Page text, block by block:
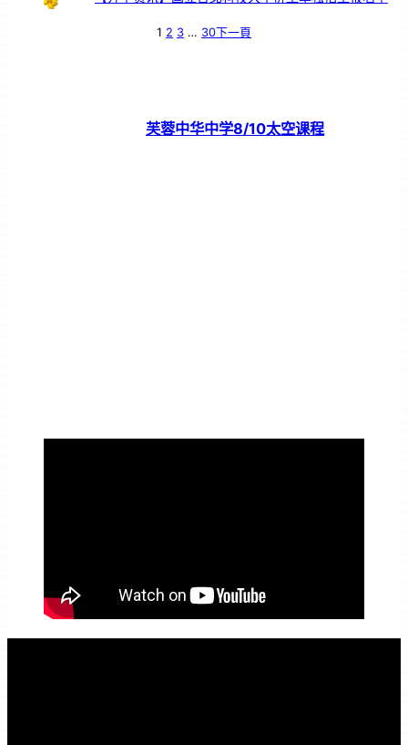
1 2 3 … 30下一頁
芙蓉中华中学8/10太空课程